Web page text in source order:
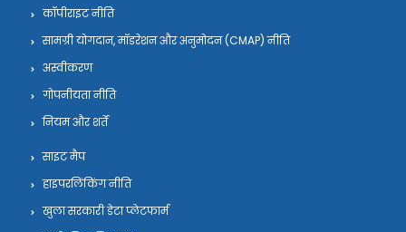
कॉपीराइट नीति
सामग्री योगदान, मॉडरेशन और अनुमोदन (CMAP) नीति
अस्वीकरण
गोपनीयता नीति
नियम और शर्तें
साइट मैप
हाइपरलिंकिंग नीति
खुला सरकारी डेटा प्लेटफार्म